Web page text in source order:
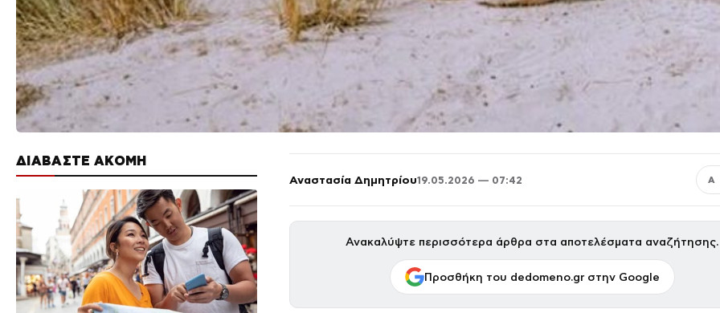
ΔΙΑΒΑΣΤΕ ΑΚΟΜΗ
Αναστασία Δημητρίου19.05.2026 — 07:42 Α
Ανακαλύψτε περισσότερα άρθρα στα αποτελέσματα αναζήτησης.
Προσθήκη του dedomeno.gr στην Google